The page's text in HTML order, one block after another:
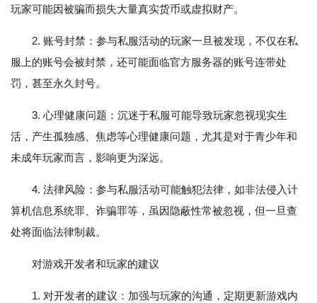
玩家可能因被骗而损失大量真实货币或虚拟财产。
2. 账号封禁：参与私服活动的玩家一旦被发现，不仅在私
服上的账号会被封禁，还可能面临官方服务器的账号连带处
罚，甚至永久封号。
3. 心理健康问题：沉迷于私服可能导致玩家忽视现实生
活，产生孤独感、焦虑等心理健康问题，尤其是对于青少年和
未成年玩家而言，影响更为深远。
4. 法律风险：参与私服活动可能触犯法律，如非法侵入计
算机信息系统罪、诈骗罪等，虽因隐蔽性常被忽视，但一旦查
处将面临法律制裁。
对游戏开发者和玩家的建议
1. 对开发者的建议：加强与玩家的沟通，定期更新游戏内